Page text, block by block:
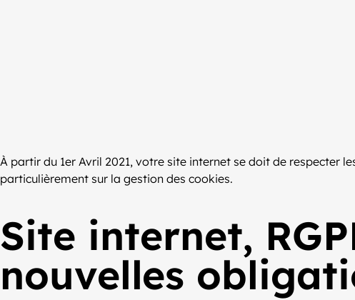
À partir du 1er Avril 2021, votre site internet se doit de respecter
particulièrement sur la gestion des cookies.
Site internet,
nouvelles